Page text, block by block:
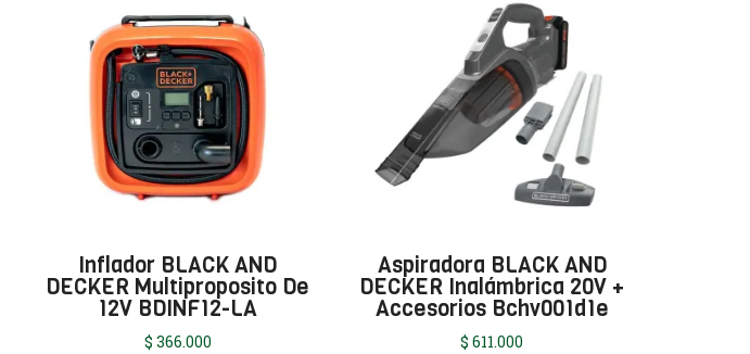
Inflador BLACK AND
DECKER Multiproposito De
12V BDINF12-LA
$ 366.000
Aspiradora BLACK AND
DECKER Inalámbrica 20V +
Accesorios Bchv001d1e
$ 611.000